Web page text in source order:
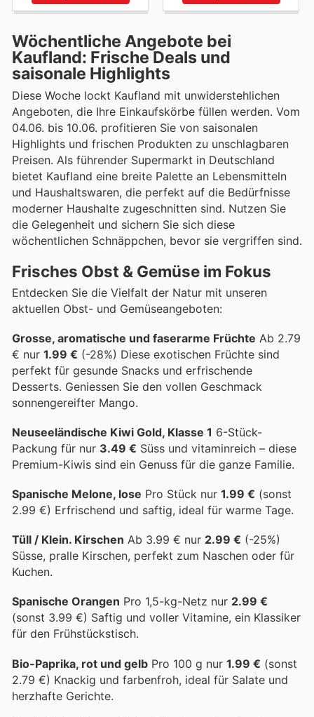
Wöchentliche Angebote bei
Kaufland: Frische Deals und
saisonale Highlights
Diese Woche lockt Kaufland mit unwiderstehlichen
Angeboten, die Ihre Einkaufskörbe füllen werden. Vom
04.06. bis 10.06. profitieren Sie von saisonalen
Highlights und frischen Produkten zu unschlagbaren
Preisen. Als führender Supermarkt in Deutschland
bietet Kaufland eine breite Palette an Lebensmitteln
und Haushaltswaren, die perfekt auf die Bedürfnisse
moderner Haushalte zugeschnitten sind. Nutzen Sie
die Gelegenheit und sichern Sie sich diese
wöchentlichen Schnäppchen, bevor sie vergriffen sind.
Frisches Obst & Gemüse im Fokus
Entdecken Sie die Vielfalt der Natur mit unseren
aktuellen Obst- und Gemüseangeboten:
Grosse, aromatische und faserarme Früchte Ab 2.79
€ nur 1.99 € (-28%) Diese exotischen Früchte sind
perfekt für gesunde Snacks und erfrischende
Desserts. Geniessen Sie den vollen Geschmack
sonnengereifter Mango.
Neuseeländische Kiwi Gold, Klasse 1 6-Stück-
Packung für nur 3.49 € Süss und vitaminreich – diese
Premium-Kiwis sind ein Genuss für die ganze Familie.
Spanische Melone, lose Pro Stück nur 1.99 € (sonst
2.99 €) Erfrischend und saftig, ideal für warme Tage.
Tüll / Klein. Kirschen Ab 3.99 € nur 2.99 € (-25%)
Süsse, pralle Kirschen, perfekt zum Naschen oder für
Kuchen.
Spanische Orangen Pro 1,5-kg-Netz nur 2.99 €
(sonst 3.99 €) Saftig und voller Vitamine, ein Klassiker
für den Frühstückstisch.
Bio-Paprika, rot und gelb Pro 100 g nur 1.99 € (sonst
2.79 €) Knackig und farbenfroh, ideal für Salate und
herzhafte Gerichte.